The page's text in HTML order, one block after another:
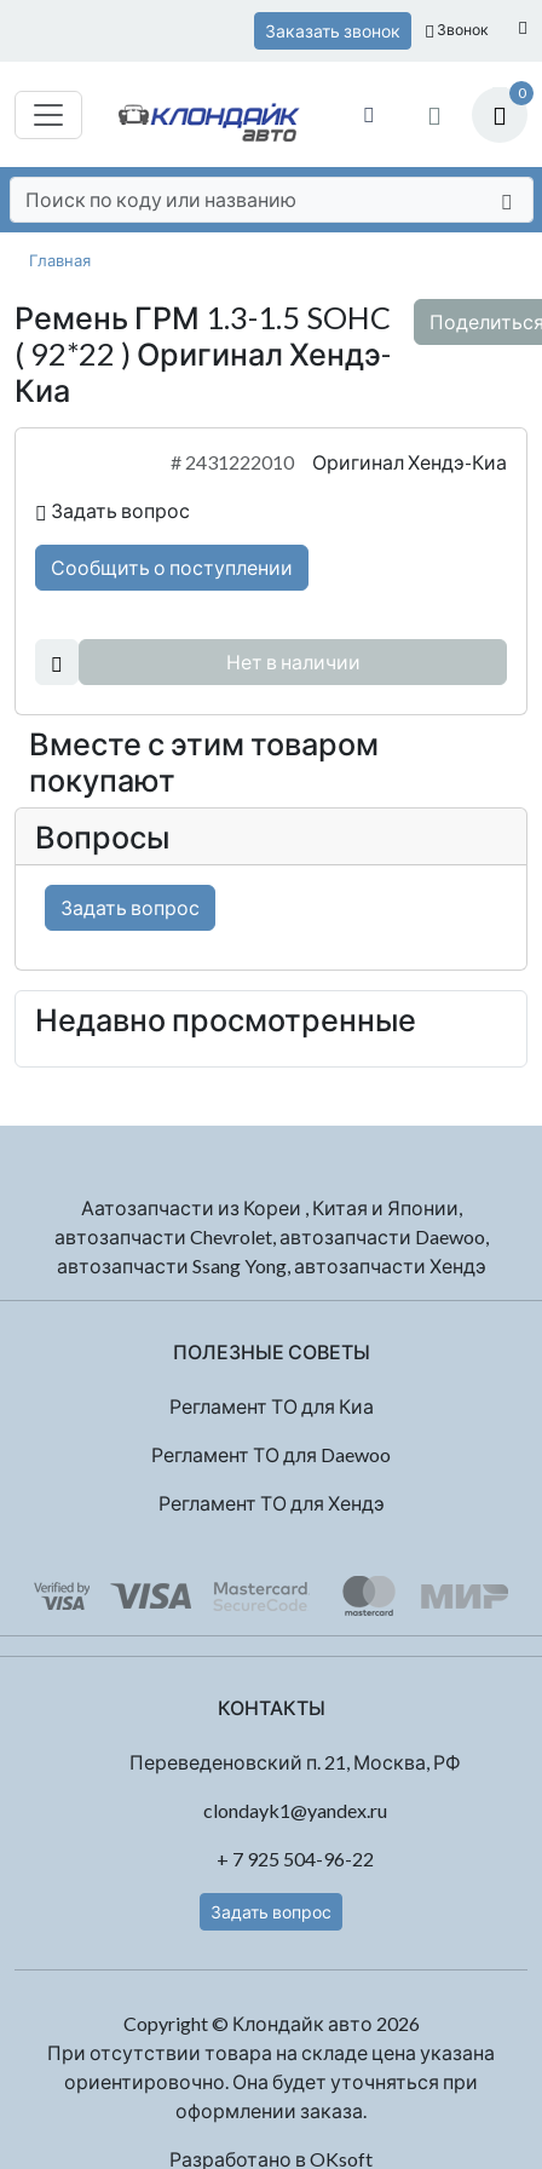
Заказать звонок Звонок
0
Главная
Ремень ГРМ 1.3-1.5 SOHC
( 92*22 ) Оригинал Хендэ-
Киа
# 2431222010 Оригинал Хендэ-Киа
Задать вопрос
Сообщить о поступлении
Нет в наличии
Вместе с этим товаром
покупают
Вопросы
Задать вопрос
Недавно просмотренные
Аатозапчасти из Кореи , Китая и Японии,
автозапчасти Chevrolet, автозапчасти Daewoo,
автозапчасти Ssang Yong, автозапчасти Хендэ
ПОЛЕЗНЫЕ СОВЕТЫ
Регламент ТО для Киа
Регламент ТО для Daewoo
Регламент ТО для Хендэ
КОНТАКТЫ
Переведеновский п. 21, Москва, РФ
clondayk1@yandex.ru
+ 7 925 504-96-22
Задать вопрос
Copyright © Клондайк авто 2026
При отсутствии товара на складе цена указана
ориентировочно. Она будет уточняться при
оформлении заказа.
Разработано в OKsoft